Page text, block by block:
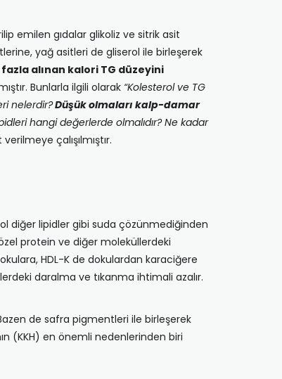
emilen gıdalar glikoliz ve sitrik asit
yağ asitleri de gliserol ile birleşerek
alınan kalori TG düzeyini
Bunlarla ilgili olarak “Kolesterol ve TG
nelerdir?Düşük olmaları kalp-damar
hangi değerlerde olmalıdır? Ne kadar
çalışılmıştır.
diğer lipidler gibi suda çözünmediğinden
protein ve diğer moleküllerdeki
HDL-K de dokulardan karaciğere
daralma ve tıkanma ihtimali azalır.
de safra pigmentleri ile birleşerek
(KKH) en önemli nedenlerinden biri